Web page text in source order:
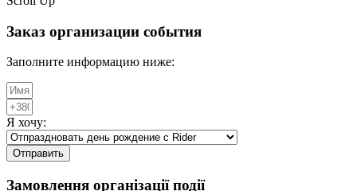
Заказ организации события
Заполните информацию ниже:
Я хочу:
Отправить
Замовлення організаціїподії